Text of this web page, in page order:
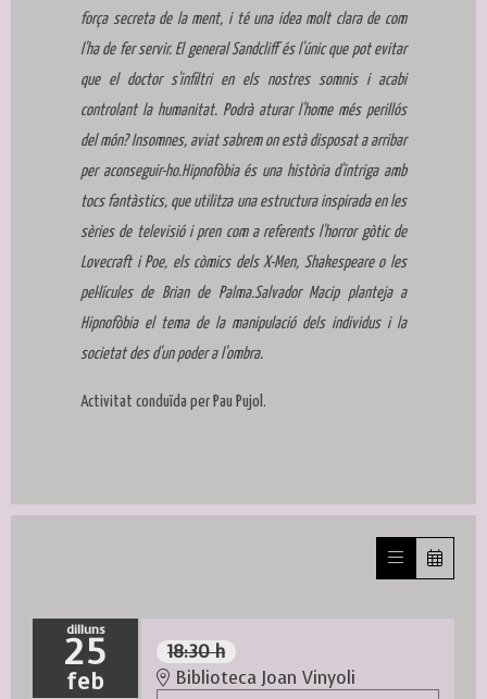
força secreta de la ment, i té una idea molt clara de com
l'ha de fer servir. El general Sandcliff és l'únic que pot evitar
que el doctor s'infiltri en els nostres somnis i acabi
controlant la humanitat. Podrà aturar l'home més perillós
del món? Insomnes, aviat sabrem on està disposat a arribar
per aconseguir-ho.Hipnofòbia és una història d'intriga amb
tocs fantàstics, que utilitza una estructura inspirada en les
sèries de televisió i pren com a referents l'horror gòtic de
Lovecraft i Poe, els còmics dels X-Men, Shakespeare o les
pel·lícules de Brian de Palma.Salvador Macip planteja a
Hipnofòbia el tema de la manipulació dels individus i la
societat des d'un poder a l'ombra.
Activitat conduïda per Pau Pujol.
dilluns
25
feb
18:30 h
Biblioteca Joan Vinyoli